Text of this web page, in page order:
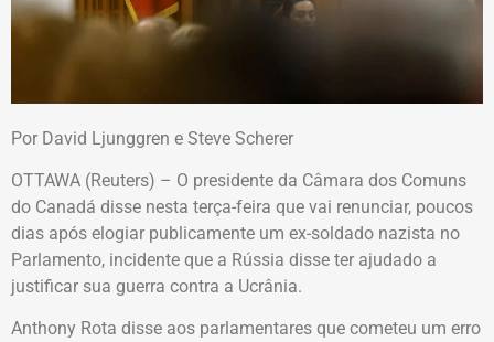
Por David Ljunggren e Steve Scherer
OTTAWA (Reuters) – O presidente da Câmara dos Comuns
do Canadá disse nesta terça-feira que vai renunciar, poucos
dias após elogiar publicamente um ex-soldado nazista no
Parlamento, incidente que a Rússia disse ter ajudado a
justificar sua guerra contra a Ucrânia.
Anthony Rota disse aos parlamentares que cometeu um erro